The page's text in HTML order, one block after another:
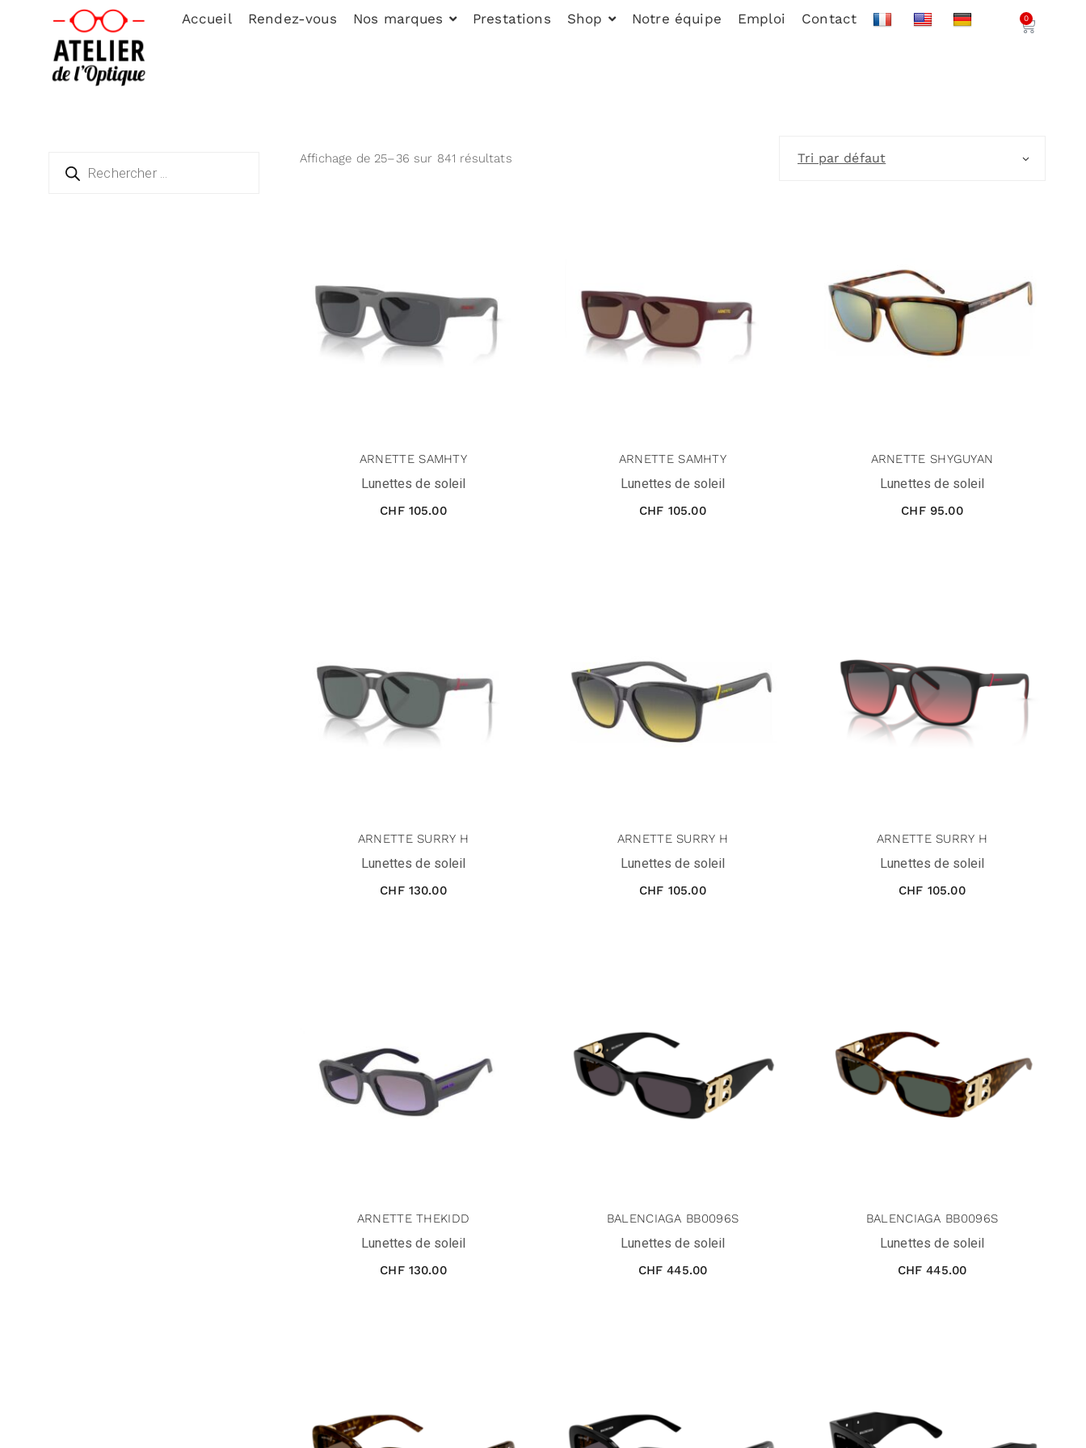
Accueil Rendez-vous Nos marques Prestations Shop Notre équipe Emploi Contact 0
Affichage de 25–36 sur 841 résultats Tri par défaut
ARNETTE SAMHTY
Lunettes de soleil
CHF105.00
ARNETTE SAMHTY
Lunettes de soleil
CHF 105.00
ARNETTE SHYGUYAN
Lunettes de soleil
CHF95.00
ARNETTE SURRY H
Lunettes de soleil
CHF130.00
ARNETTE SURRY H
Lunettes de soleil
CHF 105.00
ARNETTE SURRY H
Lunettes de soleil
CHF 105.00
ARNETTE THEKIDD
Lunettes de soleil
CHF130.00
BALENCIAGA BB0096S
Lunettes de soleil
CHF 445.00
BALENCIAGA BB0096S
Lunettes de soleil
CHF 445.00